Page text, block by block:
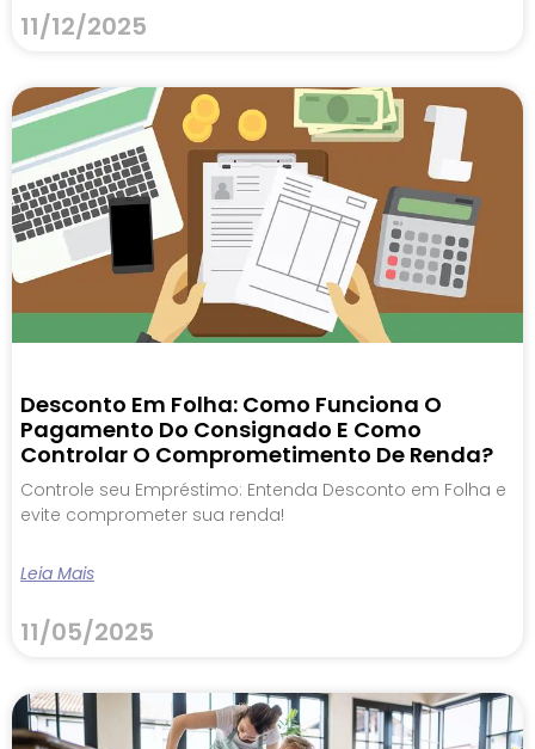
11/12/2025
Desconto Em Folha: Como Funciona O
Pagamento Do Consignado E Como
Controlar O Comprometimento De Renda?
Controle seu Empréstimo: Entenda Desconto em Folha e
evite comprometer sua renda!
Leia Mais
11/05/2025